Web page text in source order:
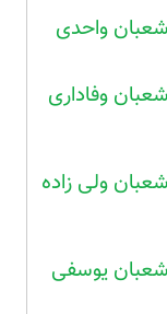
شعبان واحدی
شعبان وفاداری
شعبان ولی زاده
شعبان یوسفی